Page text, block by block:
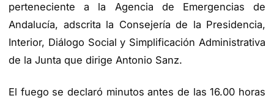
perteneciente a la Agencia de Emergencias de
Andalucía, adscrita la Consejería de la Presidencia,
Interior, Diálogo Social y Simplificación Administrativa
de la Junta que dirige Antonio Sanz.
El fuego se declaró minutos antes de las 16.00 horas